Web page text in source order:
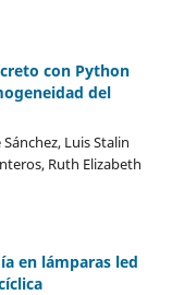
con Python
del
Luis Stalin
Ruth Elizabeth
en lámparas led